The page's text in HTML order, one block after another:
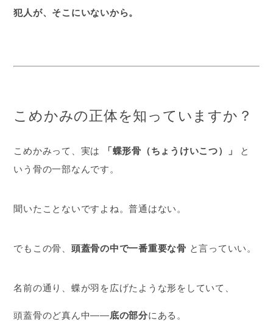
犯人が、そこにいないから。
こめかみの正体を知っていますか？
こめかみって、実は 「蝶形骨（ちょうけいこつ）」
と
いう骨の一部なんです。
聞いたことないですよね。普通はない。
でもこの骨、 頭蓋骨の中で一番重要な骨 と言っていい。
名前の通り、蝶が羽を広げたような形をしていて、
頭蓋骨のど真ん中——底の部分にある。